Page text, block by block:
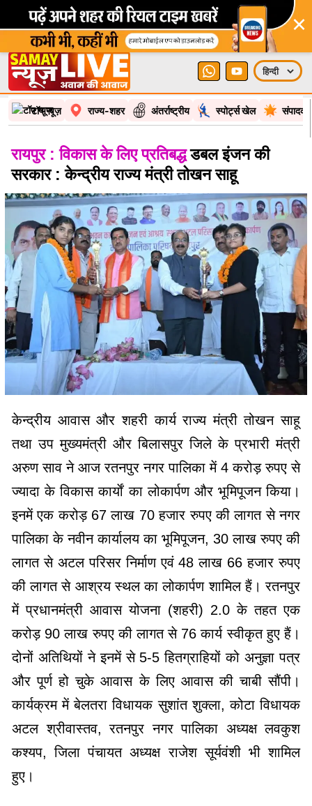
×
टॉप न्यूज़ राज्य-शहर अंतर्राष्ट्रीय स्पोर्ट्स खेल
रायपुर : विकास के लिए प्रतिबद्धडबल इंजन की
सरकार : केन्द्रीय राज्य मंत्री तोखन साहू
केन्द्रीय आवास और शहरी कार्य राज्य मंत्री तोखन साहू
तथा उप मुख्यमंत्री और बिलासपुर जिले के प्रभारी मंत्री
अरुण साव ने आज रतनपुर नगर पालिका में 4 करोड़ रुपए से
ज्यादा के विकास कार्याें का लोकार्पण और भूमिपूजन किया।
इनमें एक करोड़ 67 लाख 70 हजार रुपए की लागत से नगर
पालिका के नवीन कार्यालय का भूमिपूजन, 30 लाख रुपए की
लागत से अटल परिसर निर्माण एवं 48 लाख 66 हजार रुपए
की लागत से आश्रय स्थल का लोकार्पण शामिल हैं। रतनपुर
में प्रधानमंत्री आवास योजना (शहरी) 2.0 के तहत एक
करोड़ 90 लाख रुपए की लागत से 76 कार्य स्वीकृत हुए हैं।
दोनों अतिथियों ने इनमें से 5-5 हितग्राहियों को अनुज्ञा पत्र
और पूर्ण हो चुके आवास के लिए आवास की चाबी सौंपी।
कार्यक्रम में बेलतरा विधायक सुशांत शुक्ला, कोटा विधायक
अटल श्रीवास्तव, रतनपुर नगर पालिका अध्यक्ष लवकुश
कश्यप, जिला पंचायत अध्यक्ष राजेश सूर्यवंशी भी शामिल
हुए।